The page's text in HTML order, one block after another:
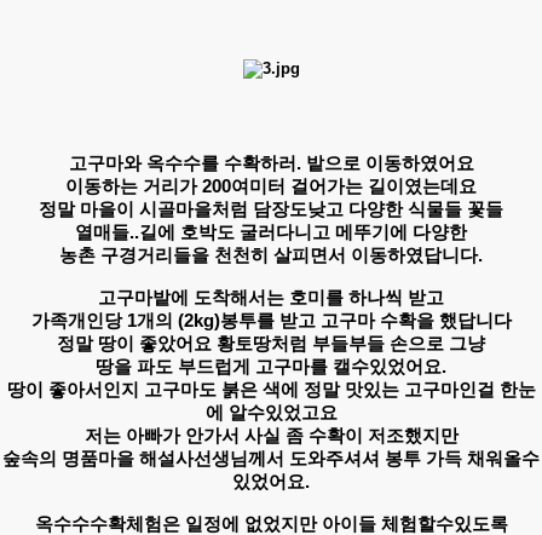
​고구마와 옥수수를 수확하러.밭으로 이동하였어요
이동하는 거리가 200여미터 걸어가는 길이였는데요
​정말 마을이 시골마을처럼 담장도낮고 다양한 식물들 꽃들
열매들..길에 호박도 ​굴러다니고 메뚜기에 다양한
농촌 구경거리들을 천천히 살피면서 이동하였답니다.
고구마밭에 도착해서는 호미를 하나씩 받고
가족개인당 1개의 (2kg)봉투를 받고 고구마 수확을 했답니다
정말 땅이 좋았어요 황토땅처럼 부들부들 손으로 그냥
땅을 파도 부드럽게 고구마를 캘수있었어요.
땅이 좋아서인지 고구마도 붉은 색에 정말 맛있는 고구마인걸 한눈
에 알수있었고요
저는 아빠가 안가서 사실 좀 수확이 저조했지만
숲속의 명품마을 해설사선생님께서 도와주셔셔 봉투 가득 채워올수
있었어요.
옥수수수확체험은 일정에 없었지만 아이들 체험할수있도록